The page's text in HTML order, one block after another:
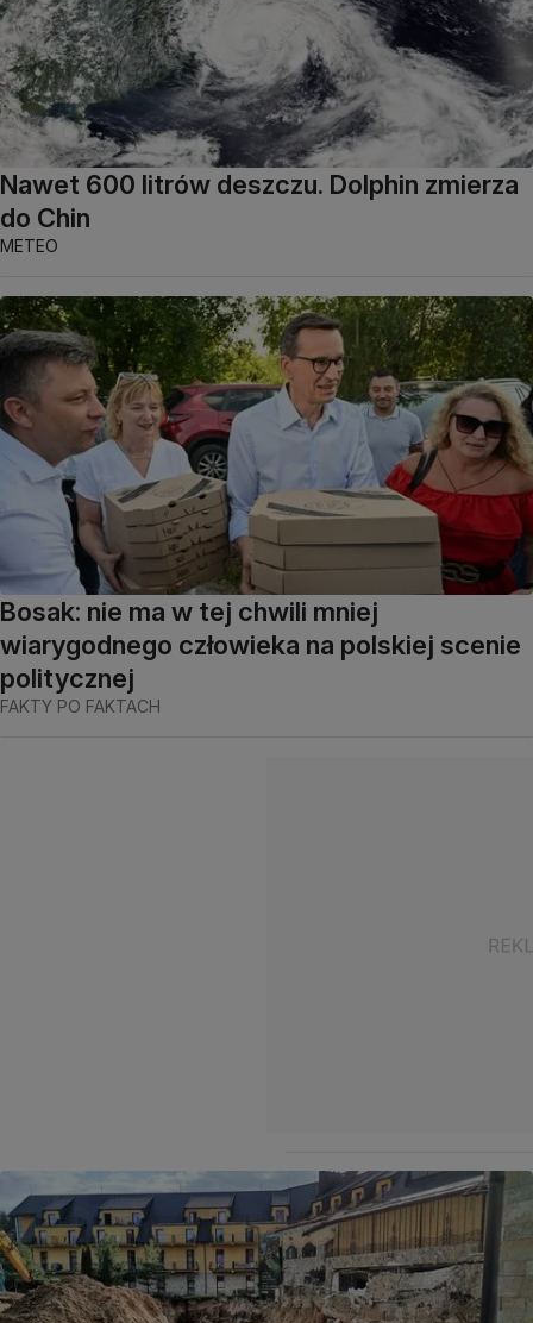
Nawet 600 litrów deszczu. Dolphin zmierza
do Chin
METEO
Bosak: nie ma w tej chwili mniej
wiarygodnego człowieka na polskiej scenie
politycznej
FAKTY PO FAKTACH